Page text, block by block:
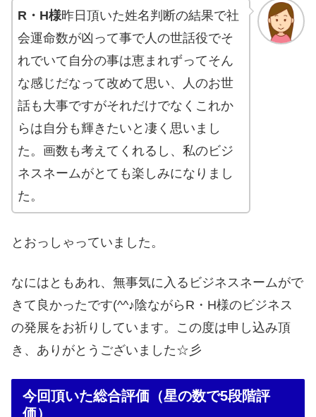
R・H様昨日頂いた姓名判断の結果で社
会運命数が凶って事で人の世話役でそ
れでいて自分の事は恵まれずってそん
な感じだなって改めて思い、人のお世
話も大事ですがそれだけでなくこれか
らは自分も輝きたいと凄く思いまし
た。画数も考えてくれるし、私のビジ
ネスネームがとても楽しみになりまし
た。
とおっしゃっていました。
なにはともあれ、無事気に入るビジネスネームがで
きて良かったです(^^♪陰ながらR・H様のビジネス
の発展をお祈りしています。この度は申し込み頂
き、ありがとうございました☆彡
今回頂いた総合評価（星の数で5段階評
価）